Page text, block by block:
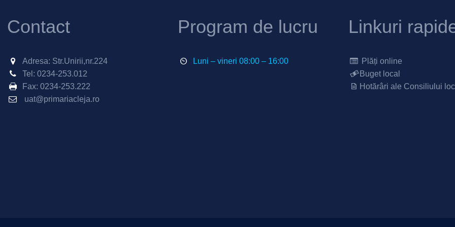
Contact
Adresa: Str.Unirii,nr.224
Tel: 0234-253.012
Fax: 0234-253.222
uat@primariacleja.ro
Program de lucru
Luni – vineri 08:00 – 16:00
Linkuri
Plăți online
Buget local
Hotărâri ale Consiliului